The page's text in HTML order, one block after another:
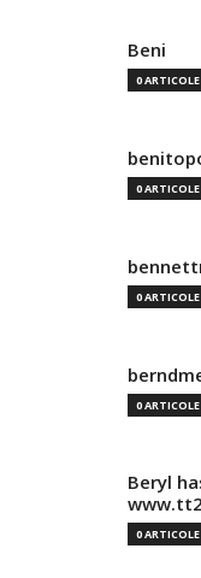
Beni
0 ARTICOLE
0 ARTICOLE
0 ARTICOLE
0 ARTICOLE
Beryl
0 ARTICOLE